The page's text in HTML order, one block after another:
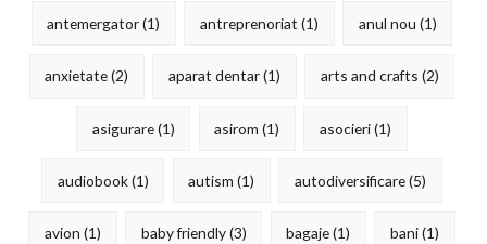
antemergator(1) antreprenoriat (1) anul nou (1)
anxietate(2) aparat dentar(1) arts and crafts (2)
asigurare(1) asirom (1) asocieri(1)
audiobook(1) autism (1) autodiversificare(5)
avion (1) baby friendly(3) bagaje(1) bani(1)